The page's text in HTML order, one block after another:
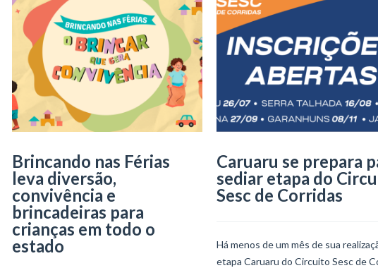
Brincando nas Férias
leva diversão,
convivência e
brincadeiras para
crianças em todo o
estado
Caruaru se prepara
sediar etapa do
Sesc de Corridas
Há menos de um mês de sua
etapa Caruaru do Circuito Sesc de